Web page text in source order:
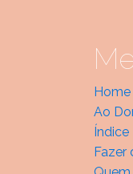
Home
Ao
Índice
Fazer